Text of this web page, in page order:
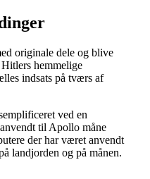
originale dele og blive
hemmelige
indsats på tværs af
ved en
til Apollo måne
der har været anvendt
landjorden og på månen.